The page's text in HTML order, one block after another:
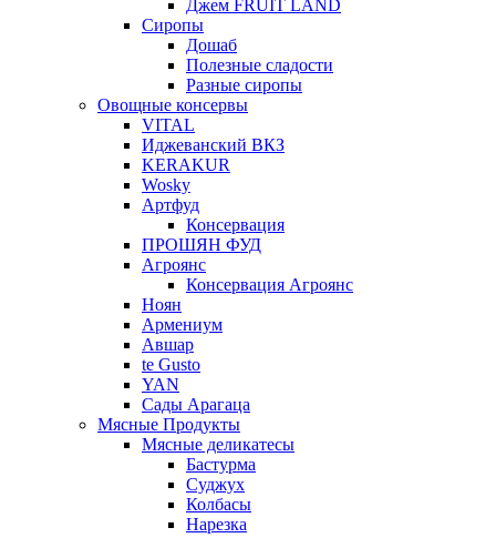
Джем FRUIT LAND
Сиропы
Дошаб
Полезные сладости
Разные сиропы
Овощные консервы
VITAL
Иджеванский ВКЗ
KERAKUR
Wosky
Артфуд
Консервация
ПРОШЯН ФУД
Агроянс
Консервация Агроянс
Ноян
Армениум
Авшар
te Gusto
YAN
Сады Арагаца
Мясные Продукты
Мясные деликатесы
Бастурма
Суджух
Колбасы
Нарезка